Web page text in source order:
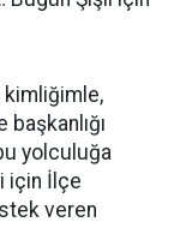
kimliğimle,
yolculuğa
için İlçe
veren